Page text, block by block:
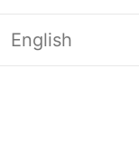
English